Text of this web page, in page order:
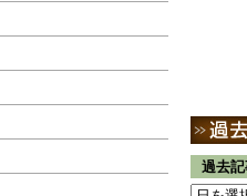
過去記